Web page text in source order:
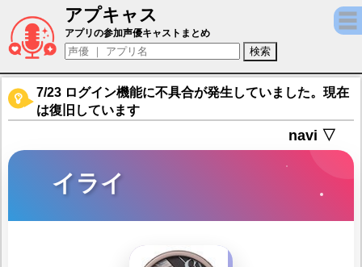
アプキャス
イライ（声優：安立陽介)【スプライトファ
アプリの参加声優キャストまとめ
7/23 ログイン機能に不具合が発生していました。現在
は復旧しています
navi ▽
イライ